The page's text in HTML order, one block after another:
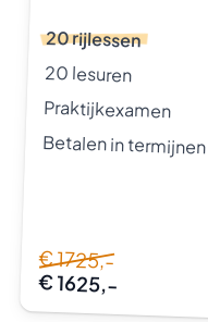
20 rijlessen
20 lesuren
Praktijkexamen
Betalen in termijnen
€ 1725,-
€ 1625,-